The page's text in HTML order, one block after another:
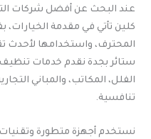
عند البحث عن أفضل شركات
كلين تأتي في مقدمة
المحترف، واستخدامها لأحدث
ستائر بجدة نقدم خدمات
الفلل، المكاتب، والمباني
تنافسية.
نستخدم أجهزة متطورة وتقنيات